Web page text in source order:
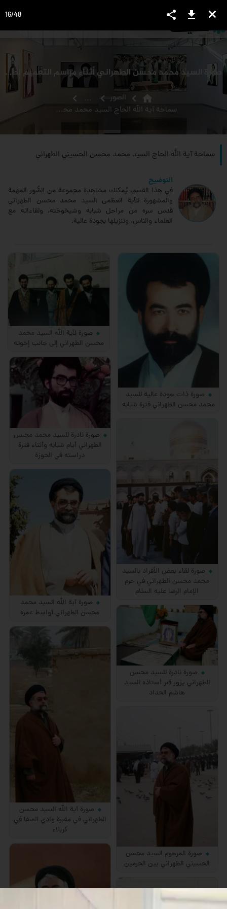
view_headline
صورة السيد محمد محسن الطهراني أثناء مراسم التعميم لطلاب الحوزة
home الصور
...
سماحة آية الله الحاج السيد محمد محسن الحسيني الطهراني
سماحة آية الله الحاج السيد محمد محسن الحسيني الطهراني
التوضيح
في هذا القسم، يُمكنك مشاهدة مجموعة من الصُّور المهمة
والمشهورة للآية العظمى السيد محمد محسن الطهراني
قدس سره من مراحل شبابه وشيخوخته، ولقاءاته مع
العلماء والناس، وتنزيلها بجودة عالية.
صورة ذات جودة عالية للسيد
محمد محسن الطهراني فترة شبابه
صورة لآية الله السيد محمد
محسن الطهراني إلى جانب إخوته
صورة نادرة للسيد محمد محسن
الطهراني أيام شبابه وأثناء فترة
دراسته في الحوزة
صورة لقاء بعض الأفراد بالسيد
محمد محسن الطهراني في حرم
الإمام الرضا عليه السلام
صورة آية الله السيد محمد
محسن الطهراني أواسط عمره
صورة نادرة للسيد محسن
الطهراني يزور قبر أستاذه السيد
هاشم الحداد
صورة آية الله السيد محسن
الطهراني في مقبرة وادي الصفا في
كربلاء
صورة المرحوم السيد محسن
الحسيني الطهراني بين الحرمين
close
download
share
16/48